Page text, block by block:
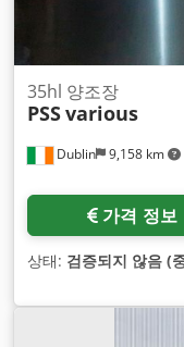
Dublin 9,158 km
35hl 양조장
PSSvarious
가격 정보
상태: 검증되지 않음 (